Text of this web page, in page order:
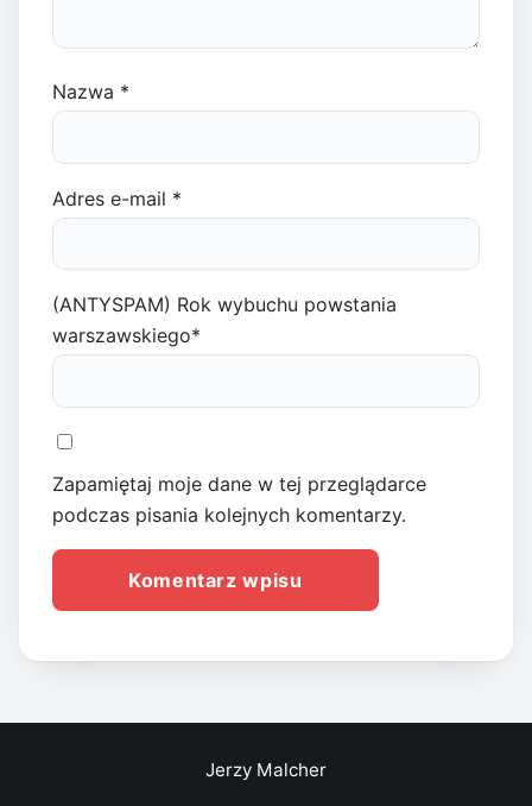
Nazwa *
Adres e-mail *
(ANTYSPAM) Rok wybuchu powstania
warszawskiego*
Zapamiętaj moje dane w tej przeglądarce
podczas pisania kolejnych komentarzy.
Jerzy Malcher